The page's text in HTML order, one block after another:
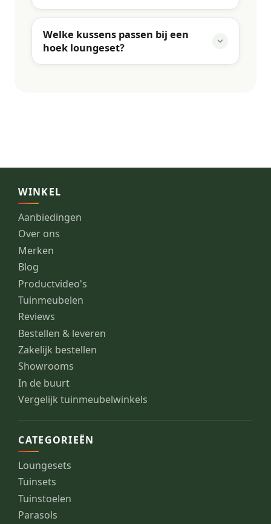
Welke kussens passen bij een
hoek loungeset?
WINKEL
Aanbiedingen
Over ons
Merken
Blog
Productvideo's
Tuinmeubelen
Reviews
Bestellen & leveren
Zakelijk bestellen
Showrooms
In de buurt
Vergelijk tuinmeubelwinkels
CATEGORIEËN
Loungesets
Tuinsets
Tuinstoelen
Parasols